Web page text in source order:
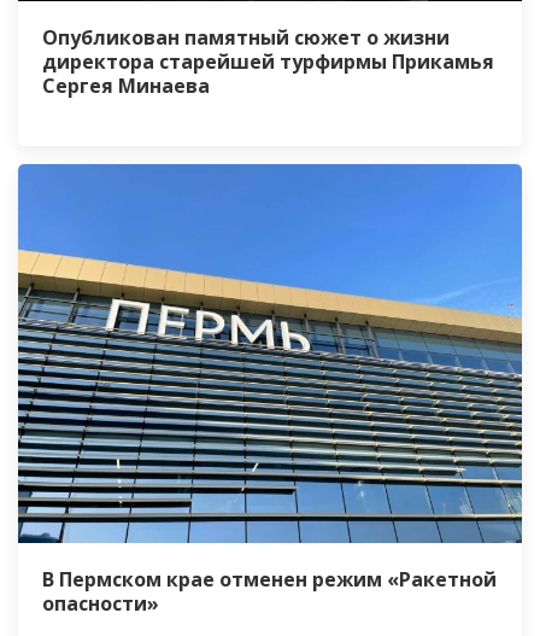
Опубликован памятный сюжет о жизни
директора старейшей турфирмы Прикамья
Сергея Минаева
В Пермском крае отменен режим «Ракетной
опасности»